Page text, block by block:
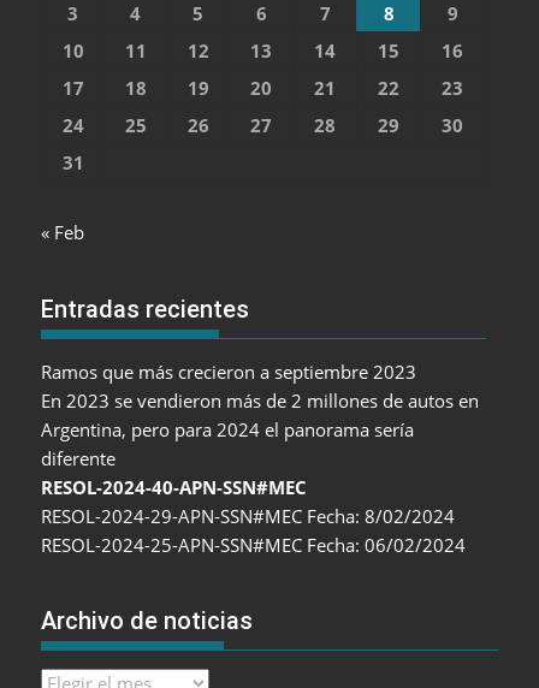
3
4 5 6 7 8
9
10
11 12 13 14 15
16
17
18 19 20 21 22
23
24
25 26 27 28 29
30
31
« Feb
Entradas recientes
Ramos que más crecieron a septiembre 2023
En 2023 se vendieron más de 2 millones de autos en
Argentina, pero para 2024 el panorama sería
diferente
RESOL-2024-40-APN-SSN#MEC
RESOL-2024-29-APN-SSN#MEC Fecha: 8/02/2024
RESOL-2024-25-APN-SSN#MEC Fecha: 06/02/2024
Archivo de noticias
Archivo